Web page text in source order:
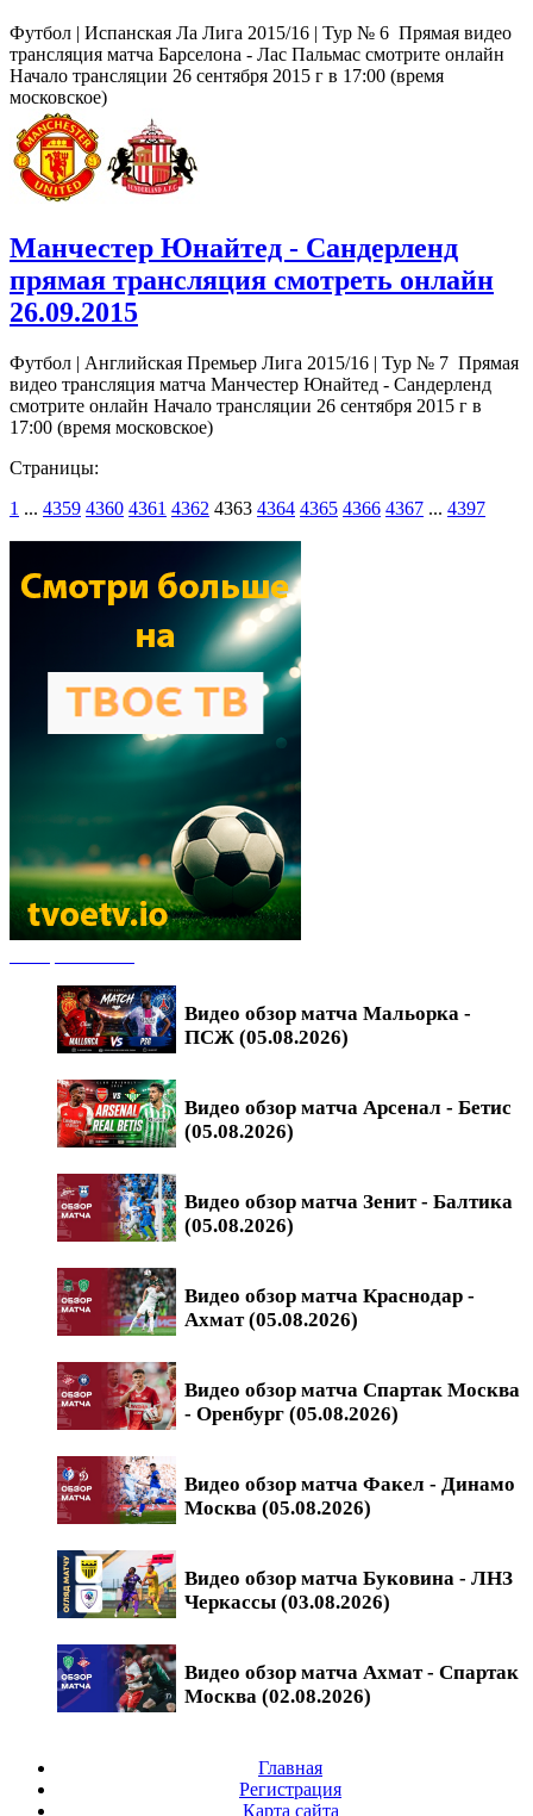
Футбол | Испанская Ла Лига 2015/16 | Тур № 6 Прямая видео
трансляция матча Барселона - Лас Пальмас смотрите онлайн
Начало трансляции 26 сентября 2015 г в 17:00 (время
московское)
Манчестер Юнайтед - Сандерленд
прямая трансляция смотреть онлайн
26.09.2015
Футбол | Английская Премьер Лига 2015/16 | Тур № 7 Прямая
видео трансляция матча Манчестер Юнайтед - Сандерленд
смотрите онлайн Начало трансляции 26 сентября 2015 г в
17:00 (время московское)
Страницы:
1 ... 4359 4360 4361 4362 4363 4364 4365 4366 4367 ... 4397
Видео обзор матча Мальорка -
ПСЖ (05.08.2026)
Видео обзор матча Арсенал - Бетис
(05.08.2026)
Видео обзор матча Зенит - Балтика
(05.08.2026)
Видео обзор матча Краснодар -
Ахмат (05.08.2026)
Видео обзор матча Спартак Москва
- Оренбург (05.08.2026)
Видео обзор матча Факел - Динамо
Москва (05.08.2026)
Видео обзор матча Буковина - ЛНЗ
Черкассы (03.08.2026)
Видео обзор матча Ахмат - Спартак
Москва (02.08.2026)
Главная
Регистрация
Карта сайта